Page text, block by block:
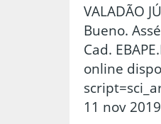
VALADÃO
Bueno.
Cad.
online
11 nov